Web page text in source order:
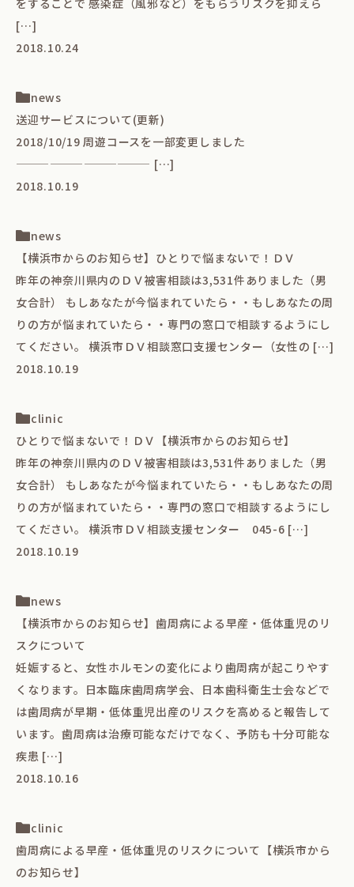
をすることで 感染症（風邪など）をもらうリスクを抑えら
[…]
2018.10.24
news
送迎サービスについて(更新)
2018/10/19 周遊コースを一部変更しました
———————————— […]
2018.10.19
news
【横浜市からのお知らせ】ひとりで悩まないで！ＤＶ
昨年の神奈川県内のＤＶ被害相談は3,531件ありました（男
女合計） もしあなたが今悩まれていたら・・もしあなたの周
りの方が悩まれていたら・・専門の窓口で相談するようにし
てください。 横浜市ＤＶ相談窓口支援センター（女性の […]
2018.10.19
clinic
ひとりで悩まないで！ＤＶ【横浜市からのお知らせ】
昨年の神奈川県内のＤＶ被害相談は3,531件ありました（男
女合計） もしあなたが今悩まれていたら・・もしあなたの周
りの方が悩まれていたら・・専門の窓口で相談するようにし
てください。 横浜市ＤＶ相談支援センター 045-6 […]
2018.10.19
news
【横浜市からのお知らせ】歯周病による早産・低体重児のリ
スクについて
妊娠すると、女性ホルモンの変化により歯周病が起こりやす
くなります。日本臨床歯周病学会、日本歯科衛生士会などで
は歯周病が早期・低体重児出産のリスクを高めると報告して
います。歯周病は治療可能なだけでなく、予防も十分可能な
疾患 […]
2018.10.16
clinic
歯周病による早産・低体重児のリスクについて【横浜市から
のお知らせ】